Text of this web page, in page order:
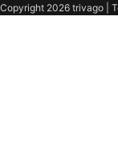
Copyright 2026 trivago |